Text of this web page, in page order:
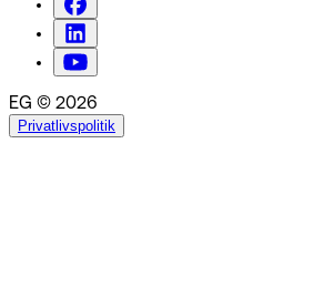
EG © 2026
Privatlivspolitik